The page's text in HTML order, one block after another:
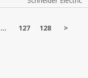
... 127 128 >